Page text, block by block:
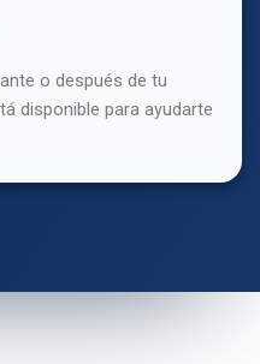
o después de tu
disponible para ayudarte